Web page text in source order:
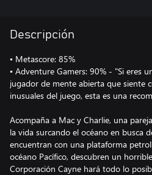
Descripción
▪ Metascore: 85%
▪ Adventure Gamers: 90% - "Si eres
jugador de mente abierta que siente
inusuales del juego, esta es una
Acompaña a Mac y Charlie, una
la vida surcando el océano en busca
encuentran con una plataforma
océano Pacífico, descubren un
Corporación Cayne hará todo lo